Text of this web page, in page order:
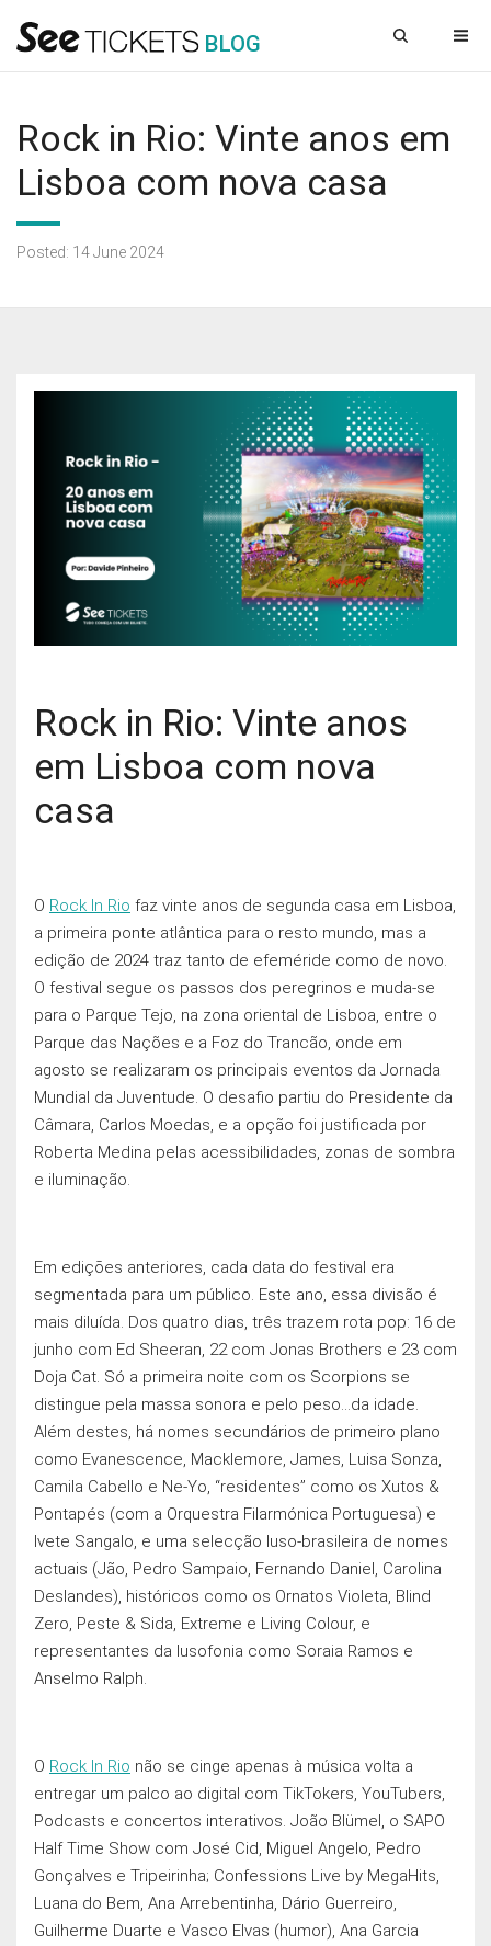
BLOG
Rock in Rio: Vinte anos em
Lisboa com nova casa
Posted: 14 June 2024
Rock in Rio: Vinte anos
em Lisboa com nova
casa
O Rock In Rio faz vinte anos de segunda casa em Lisboa,
a primeira ponte atlântica para o resto mundo, mas a
edição de 2024 traz tanto de efeméride como de novo.
O festival segue os passos dos peregrinos e muda-se
para o Parque Tejo, na zona oriental de Lisboa, entre o
Parque das Nações e a Foz do Trancão, onde em
agosto se realizaram os principais eventos da Jornada
Mundial da Juventude. O desafio partiu do Presidente da
Câmara, Carlos Moedas, e a opção foi justificada por
Roberta Medina pelas acessibilidades, zonas de sombra
e iluminação.
Em ediçōes anteriores, cada data do festival era
segmentada para um público. Este ano, essa divisão é
mais diluída. Dos quatro dias, três trazem rota pop: 16 de
junho com Ed Sheeran, 22 com Jonas Brothers e 23 com
Doja Cat. Só a primeira noite com os Scorpions se
distingue pela massa sonora e pelo peso…da idade.
Além destes, há nomes secundários de primeiro plano
como Evanescence, Macklemore, James, Luisa Sonza,
Camila Cabello e Ne-Yo, “residentes” como os Xutos &
Pontapés (com a Orquestra Filarmónica Portuguesa) e
Ivete Sangalo, e uma selecção luso-brasileira de nomes
actuais (Jão, Pedro Sampaio, Fernando Daniel, Carolina
Deslandes), históricos como os Ornatos Violeta, Blind
Zero, Peste & Sida, Extreme e Living Colour, e
representantes da lusofonia como Soraia Ramos e
Anselmo Ralph.
O Rock In Rio não se cinge apenas à música volta a
entregar um palco ao digital com TikTokers, YouTubers,
Podcasts e concertos interativos. João Blümel, o SAPO
Half Time Show com José Cid, Miguel Angelo, Pedro
Gonçalves e Tripeirinha; Confessions Live by MegaHits,
Luana do Bem, Ana Arrebentinha, Dário Guerreiro,
Guilherme Duarte e Vasco Elvas (humor), Ana Garcia